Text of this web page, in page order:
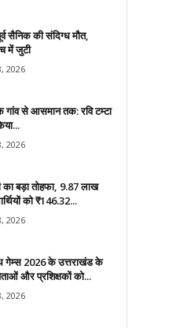
सैनिक की संदिग्ध मौत,
में जुटी
2026
गांव से आसमान तक: रवि टम्टा
2026
का बड़ा तोहफा, 9.87 लाख
को ₹146.32...
2026
गेम्स 2026 के उत्तराखंड के
और प्रशिक्षकों को...
2026